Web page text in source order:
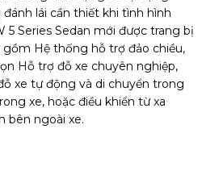
lái cần thiết khi tình hình
Series Sedan mới được trang bị
Hệ thống hỗ trợ đảo chiều,
Hỗ trợ đỗ xe chuyên nghiệp,
xe tự động và di chuyển trong
xe, hoặc điều khiển từ xa
bên ngoài xe.